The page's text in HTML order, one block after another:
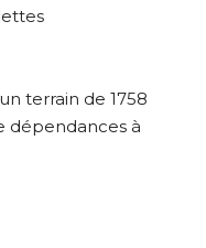
terrain de 1758
dépendances à